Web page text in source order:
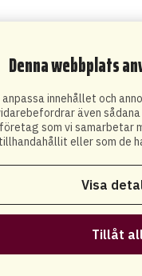
Denna webbplats
innehållet och
även
som vi samarbetar
eller som de
Visa
Tillåt